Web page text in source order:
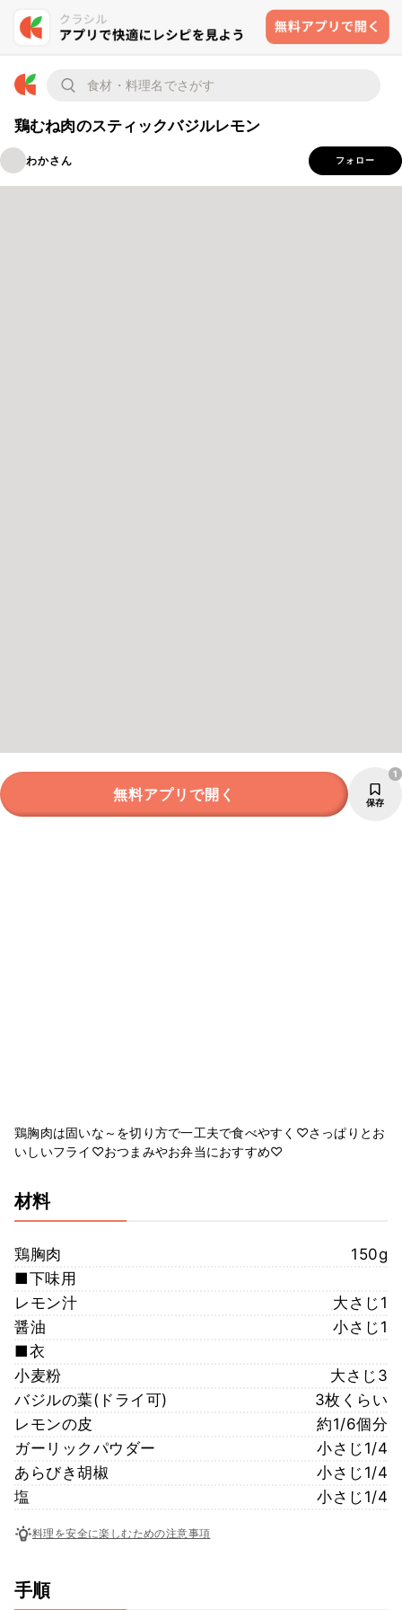
鶏むね肉のスティックバジルレモン
わかさん フォロー
無料アプリで開く 保存
1
鶏胸肉は固いな～を切り方で一工夫で食べやすく♡さっぱりとお
いしいフライ♡おつまみやお弁当におすすめ♡
材料
鶏胸肉
150g
■下味用
レモン汁
大さじ1
醤油
小さじ1
■衣
小麦粉
大さじ3
バジルの葉(ドライ可)
3枚くらい
レモンの皮
約1/6個分
ガーリックパウダー
小さじ1/4
あらびき胡椒
小さじ1/4
塩
小さじ1/4
料理を安全に楽しむための注意事項
手順